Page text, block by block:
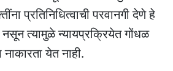
प्रतिनिधित्वाची परवानगी देणे हे
नसून त्यामुळे न्यायप्रक्रियेत गोंधळ
नाकारता येत नाही.